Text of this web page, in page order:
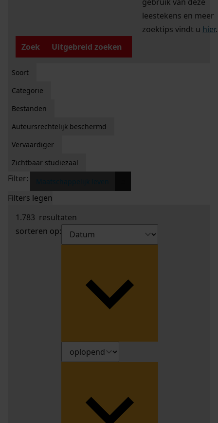
leestekens en meer
zoektips vindt u hier.
Zoek
Uitgebreid zoeken
Soort
Categorie
Bestanden
Auteursrechtelijk beschermd
Vervaardiger
Zichtbaar studiezaal
Filter:
Filters legen
1.783 resultaten
sorteren op: